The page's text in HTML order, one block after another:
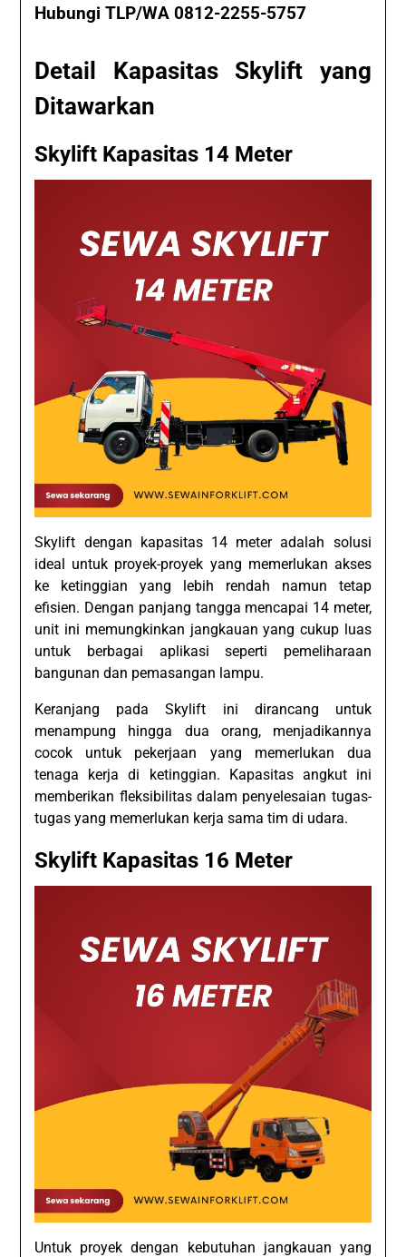
Hubungi TLP/WA 0812-2255-5757
Detail Kapasitas Skylift yang
Ditawarkan
Skylift Kapasitas 14 Meter
Skylift dengan kapasitas 14 meter adalah solusi
ideal untuk proyek-proyek yang memerlukan akses
ke ketinggian yang lebih rendah namun tetap
efisien. Dengan panjang tangga mencapai 14 meter,
unit ini memungkinkan jangkauan yang cukup luas
untuk berbagai aplikasi seperti pemeliharaan
bangunan dan pemasangan lampu.
Keranjang pada Skylift ini dirancang untuk
menampung hingga dua orang, menjadikannya
cocok untuk pekerjaan yang memerlukan dua
tenaga kerja di ketinggian. Kapasitas angkut ini
memberikan fleksibilitas dalam penyelesaian tugas-
tugas yang memerlukan kerja sama tim di udara.
Skylift Kapasitas 16 Meter
Untuk proyek dengan kebutuhan jangkauan yang